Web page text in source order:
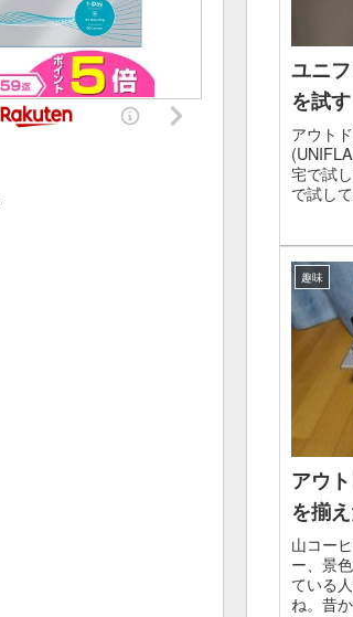
ユニ
を試す
アウト
宅で試
で試し
趣味
アウ
を揃
山コー
ー、景
ている
ね。昔